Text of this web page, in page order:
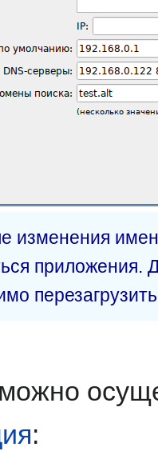
изменения
приложения.
: